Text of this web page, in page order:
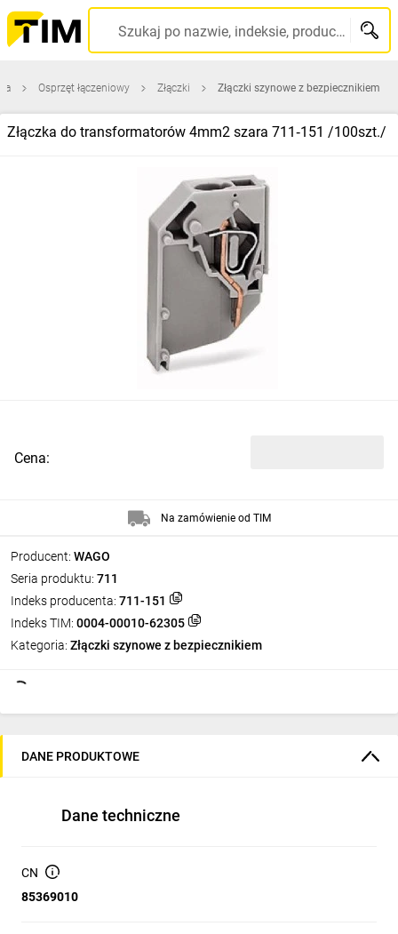
Szukaj po nazwie, indeksie, producencie, kodzie kreskowym...
Osprzęt łączeniowy Złączki Złączki szynowe z bezpiecznikiem
Złączka do transformatorów 4mm2 szara 711‑151 /100szt./
Producent: WAGO
Seria produktu: 711
Indeks producenta: 711-151
Indeks TIM: 0004-00010-62305
Kategoria: Złączki szynowe z bezpiecznikiem
Cena:
Na zamówienie od TIM
DANE PRODUKTOWE
Dane techniczne
CN
85369010